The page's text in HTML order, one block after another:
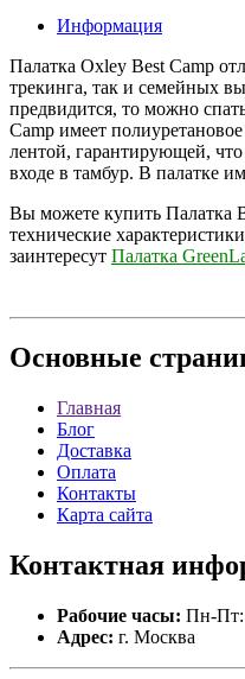
Информация
Палатка Oxley Best Camp
трекинга, так и семейных
предвидится, то можно
Camp имеет
лентой, гарантирующей,
входе в тамбур. В палатке
Вы можете купить Палатка
технические
заинтересут Палатка
Основные
Главная
Блог
Доставка
Оплата
Контакты
Карта сайта
Контактная
Рабочие часы: Пн-Пт:
Адрес: г. Москва